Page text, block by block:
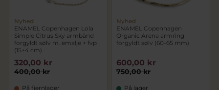
Nyhed
ENAMEL Copenhagen Lola
Simple Citrus Sky armbånd
forgyldt sølv m. emalje + fvp
(15+4 cm)
400,00 kr
320,00 kr
På fjernlager
Nyhed
ENAMEL Copenhagen
Organic Arena armring
forgyldt sølv (60-65 mm)
750,00 kr
600,00 kr
På lager